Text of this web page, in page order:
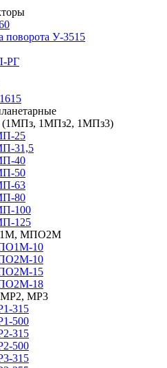
поворота У-3515
РГ
(1МПз, 1МПз2, 1МПз3)
25
31,5
40
50
63
80
100
125
МПО2М
10
10
15
18
МР2, МР3
315
500
315
500
315